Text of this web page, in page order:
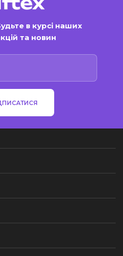
в курсі наших
та новин